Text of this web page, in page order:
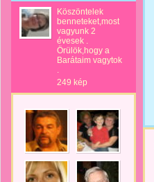
Köszöntelek
benneteket,most
vagyunk 2
évesek .
Örülök,hogy a
Barátaim vagytok
.
249 kép